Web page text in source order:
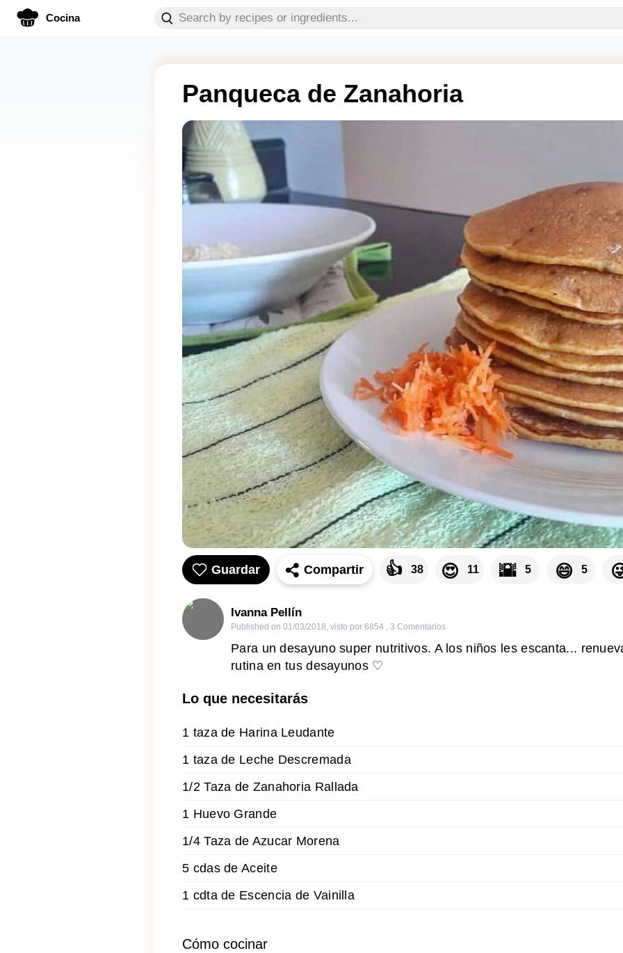
Cocina
Panqueca de Zanahoria
Guardar Compartir 👍 38 😍 11 🌇 5 😄 5
Ivanna Pellín
Published on 01/03/2018, visto por 6854 , 3 Comentarios
Para un desayuno super nutritivos. A los niños les escanta...
rutina en tus desayunos ♡
Lo que necesitarás
1 taza de Harina Leudante
1 taza de Leche Descremada
1/2 Taza de Zanahoria Rallada
1 Huevo Grande
1/4 Taza de Azucar Morena
5 cdas de Aceite
1 cdta de Escencia de Vainilla
Cómo cocinar